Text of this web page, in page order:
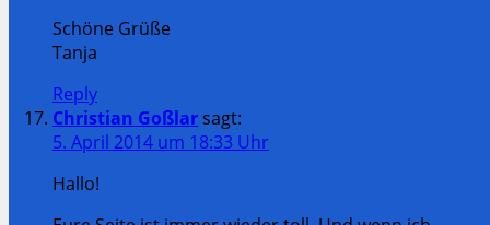
Schöne Grüße
Tanja
Reply
Christian Goßlarsagt:
5. April 2014 um 18:33 Uhr
Hallo!